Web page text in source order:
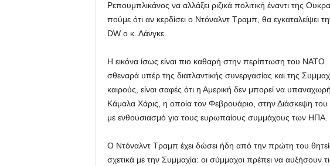
Ρεπουμπλικάνος να αλλάξει ριζικά πολιτική έναντι της
πούμε ότι αν κερδίσει ο Ντόναλντ Τραμπ, θα εγκαταλείψει
DW ο κ. Λάνγκε.
Η εικόνα ίσως είναι πιο καθαρή στην περίπτωση του ΝΑΤΟ.
σθεναρά υπέρ της διατλαντικής συνεργασίας και της
καιρούς, είναι σαφές ότι η Αμερική δεν μπορεί να
Κάμαλα Χάρις, η οποία τον Φεβρουάριο, στην Διάσκεψη
με ενθουσιασμό για τους ευρωπαίους συμμάχους των ΗΠΑ.
Ο Ντόναλντ Τραμπ έχει δώσει ήδη από την πρώτη του
σχετικά με την Συμμαχία: οι σύμμαχοι πρέπει να αυξήσουν